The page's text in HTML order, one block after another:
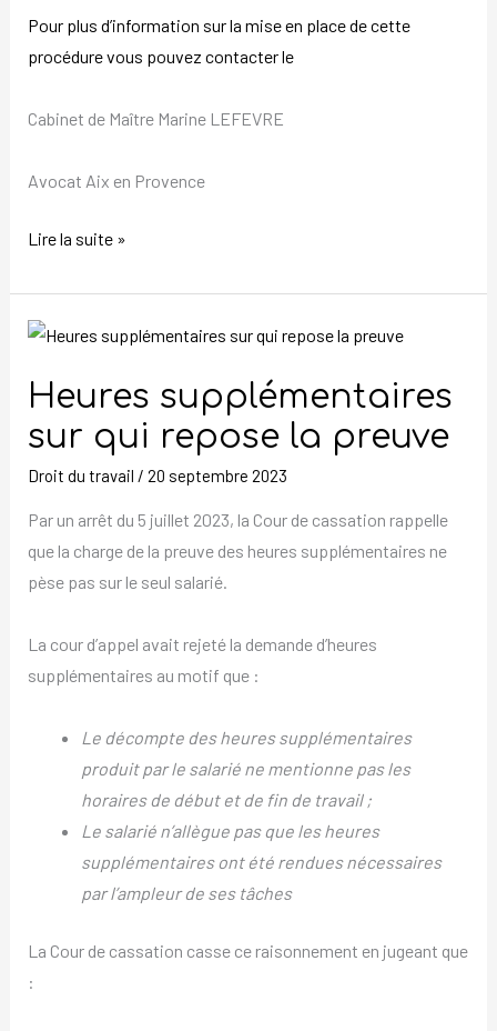
Pour plus d’information sur la mise en place de cette
procédure vous pouvez contacter le
Cabinet de Maître Marine LEFEVRE
Avocat Aix en Provence
Lire la suite »
Heures supplémentaires
sur qui repose la preuve
Droit du travail / 20 septembre 2023
Par un arrêt du 5 juillet 2023, la Cour de cassation rappelle
que la charge de la preuve des heures supplémentaires ne
pèse pas sur le seul salarié.
La cour d’appel avait rejeté la demande d’heures
supplémentaires au motif que :
Le décompte des heures supplémentaires
produit par le salarié ne mentionne pas les
horaires de début et de fin de travail ;
Le salarié n’allègue pas que les heures
supplémentaires ont été rendues nécessaires
par l’ampleur de ses tâches
La Cour de cassation casse ce raisonnement en jugeant que
:
Heures
sur
qui
la
preuve